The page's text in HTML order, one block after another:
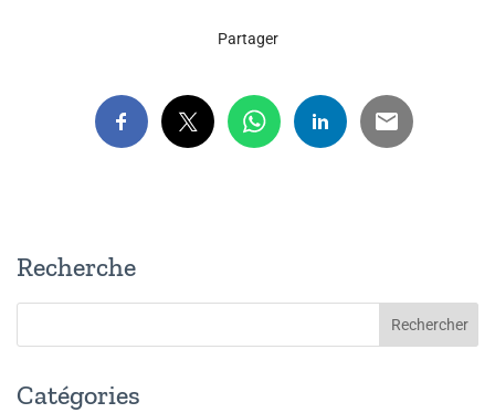
Partager
Recherche
Catégories